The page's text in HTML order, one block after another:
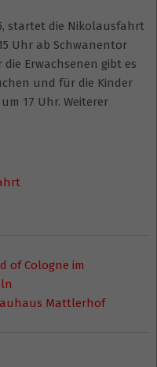
startet die Nikolausfahrt
Uhr ab Schwanentor
die Erwachsenen gibt es
und für die Kinder
17 Uhr. Weiterer
of Cologne im
Mattlerhof